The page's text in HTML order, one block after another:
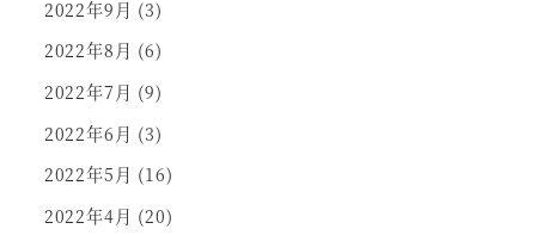
2022年9月 (3)
2022年8月 (6)
2022年7月 (9)
2022年6月 (3)
2022年5月 (16)
2022年4月 (20)